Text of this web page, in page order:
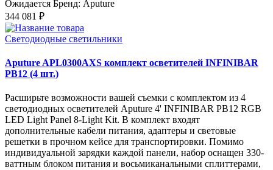
Ожидается Бренд: Aputure
344 081 ₽
Светодиодные светильники
Aputure APL0300AXS комплект осветителей INFINIBAR
PB12 (4 шт.)
Расширьте возможности вашей съемки с комплектом из 4
светодиодных осветителей Aputure 4' INFINIBAR PB12 RGB
LED Light Panel 8-Light Kit. В комплект входят
дополнительные кабели питания, адаптеры и световые
решетки в прочном кейсе для транспортировки. Помимо
индивидуальной зарядки каждой панели, набор оснащен 330-
ваттным блоком питания и восьмиканальными сплиттерами,